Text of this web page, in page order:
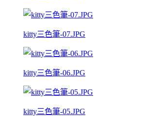
kitty三色筆-07.JPG
kitty三色筆-06.JPG
kitty三色筆-05.JPG